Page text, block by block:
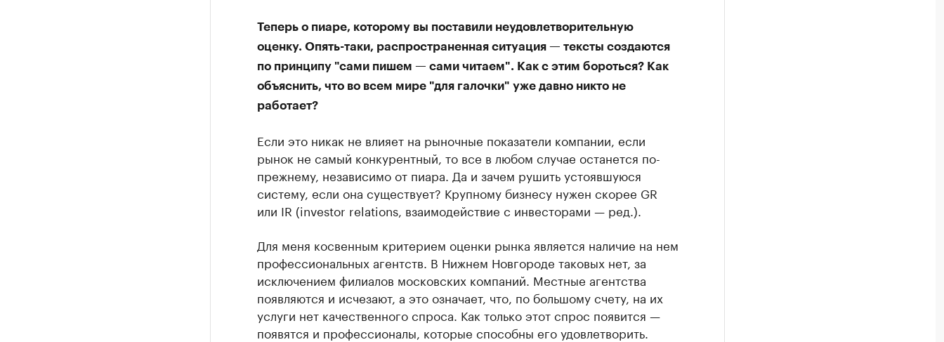
Теперь о пиаре, которому вы поставили неудовлетворительную
оценку. Опять-таки, распространенная ситуация — тексты создаются
по принципу "сами пишем — сами читаем". Как с этим бороться? Как
объяснить, что во всем мире "для галочки" уже давно никто не
работает?
Если это никак не влияет на рыночные показатели компании, если
рынок не самый конкурентный, то все в любом случае останется по-
прежнему, независимо от пиара. Да и зачем рушить устоявшуюся
систему, если она существует? Крупному бизнесу нужен скорее GR
или IR (investor relations, взаимодействие с инвесторами — ред.).
Для меня косвенным критерием оценки рынка является наличие на нем
профессиональных агентств. В Нижнем Новгороде таковых нет, за
исключением филиалов московских компаний. Местные агентства
появляются и исчезают, а это означает, что, по большому счету, на их
услуги нет качественного спроса. Как только этот спрос появится —
появятся и профессионалы, которые способны его удовлетворить.